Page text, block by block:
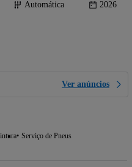
Automática 2026
Ver anúncios
Serviço de Pneus